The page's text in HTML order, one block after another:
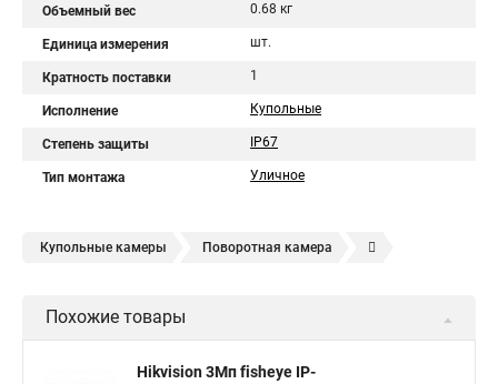
Объемный вес 0.68 кг
Единица измерения шт.
Кратность поставки 1
Исполнение Купольные
Степень защиты IP67
Тип монтажа Уличное
Купольные камеры Поворотная камера
Камера видеонаблюдения hikvision
Похожие товары
Hikvision 3Мп fisheye IP-